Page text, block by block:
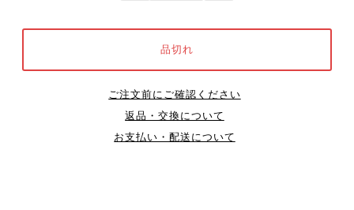
ご注文前にご確認ください
返品・交換について
お支払い・配送について